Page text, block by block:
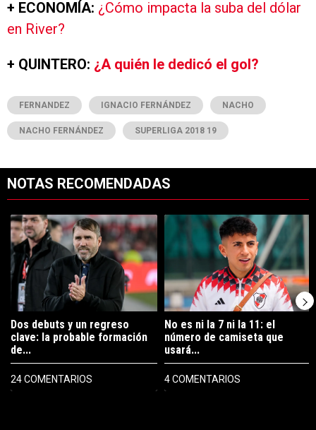
+ ECONOMÍA: ¿Cómo impacta la suba del dólar
en River?
+ QUINTERO: ¿A quién le dedicó el gol?
FERNANDEZ IGNACIO FERNÁNDEZ NACHO
NACHO FERNÁNDEZ SUPERLIGA 2018 19
NOTAS RECOMENDADAS
Un artículo de tendencia con el título "Dos debuts y un regreso
Dos debuts y un regreso
clave: la probable formación
de...
24 COMENTARIOS
Un artículo de tendencia con el
No es ni la 7 ni la 11: el
número de camiseta que
usará...
4 COMENTARIOS